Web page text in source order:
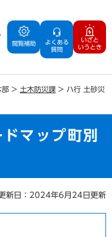
閲覧補助
よくある
質問
いざと
いうとき
部 > 土木防災課 > ハ行 土砂災
マップ町別
新日：2024年6月24日更新